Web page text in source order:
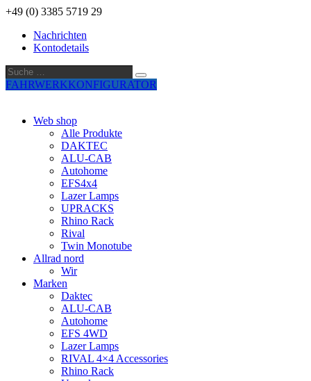
+49 (0) 3385 5719 29
Nachrichten
Kontodetails
Suche
…
Suche
FAHRWERKKONFIGURATOR
Web shop
Alle Produkte
DAKTEC
ALU-CAB
Autohome
EFS4x4
Lazer Lamps
UPRACKS
Rhino Rack
Rival
Twin Monotube
Allrad nord
Wir
Marken
Daktec
ALU-CAB
Autohome
EFS 4WD
Lazer Lamps
RIVAL 4×4 Accessories
Rhino Rack